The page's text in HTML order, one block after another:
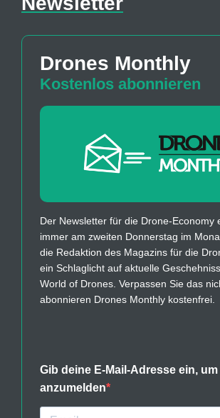
Drones Monthly
Kostenlos abonnieren
Der Newsletter für die Drone-Economy
immer am zweiten Donnerstag im
die Redaktion des Magazins für die
ein Schlaglicht auf aktuelle
World of Drones. Verpassen Sie das
abonnieren Drones Monthly kostenfrei.
Gib deine E-Mail-Adresse ein,
anzumelden